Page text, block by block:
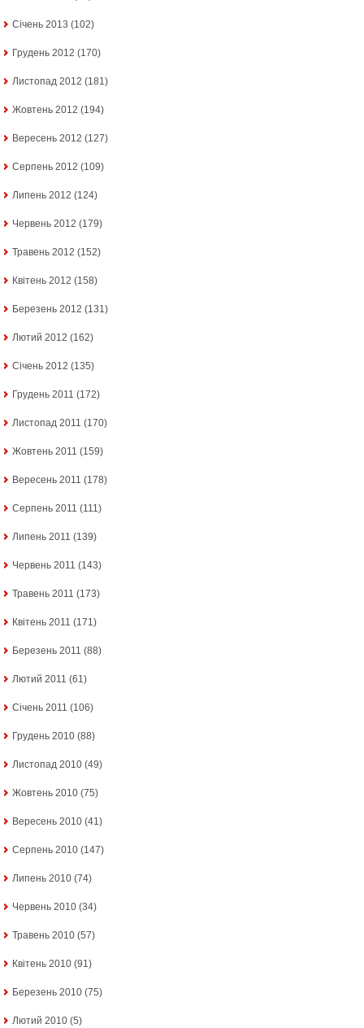
Січень 2013 (102)
Грудень 2012 (170)
Листопад 2012 (181)
Жовтень 2012 (194)
Вересень 2012 (127)
Серпень 2012 (109)
Липень 2012 (124)
Червень 2012 (179)
Травень 2012 (152)
Квітень 2012 (158)
Березень 2012 (131)
Лютий 2012 (162)
Січень 2012 (135)
Грудень 2011 (172)
Листопад 2011 (170)
Жовтень 2011 (159)
Вересень 2011 (178)
Серпень 2011 (111)
Липень 2011 (139)
Червень 2011 (143)
Травень 2011 (173)
Квітень 2011 (171)
Березень 2011 (88)
Лютий 2011 (61)
Січень 2011 (106)
Грудень 2010 (88)
Листопад 2010 (49)
Жовтень 2010 (75)
Вересень 2010 (41)
Серпень 2010 (147)
Липень 2010 (74)
Червень 2010 (34)
Травень 2010 (57)
Квітень 2010 (91)
Березень 2010 (75)
Лютий 2010 (5)